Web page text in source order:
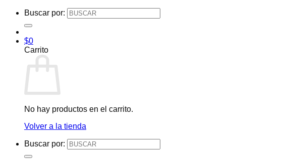
Buscar por:
$0
Carrito
No hay productos en el carrito.
Volver a la tienda
Buscar por: